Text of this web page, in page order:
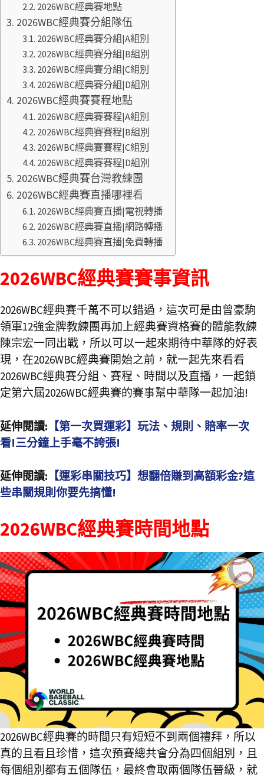
2026WBC經典賽地點
2026WBC經典賽分組隊伍
2026WBC經典賽分組|A組別
2026WBC經典賽分組|B組別
2026WBC經典賽分組|C組別
2026WBC經典賽分組|D組別
2026WBC經典賽賽程地點
2026WBC經典賽賽程|A組別
2026WBC經典賽賽程|B組別
2026WBC經典賽賽程|C組別
2026WBC經典賽賽程|D組別
2026WBC經典賽台灣教練團
2026WBC經典賽直播哪裡看
2026WBC經典賽直播|電視轉播
2026WBC經典賽直播|網路轉播
2026WBC經典賽直播|免費轉播
2026WBC經典賽賽事資訊
2026WBC經典賽千萬不可以錯過，這次可是由曾豪駒
領軍12強金牌教練團再加上經典賽資格賽的體能教練
陳宗宏一同出戰，所以可以一起來期待中華隊的好表
現，在2026WBC經典賽開始之前，就一起先來看看
2026WBC經典賽分組、賽程、時間以及直播，一起鎖
定第六屆2026WBC經典賽的賽事幫中華隊一起加油!
延伸閱讀: 【第一次買運彩】玩法、規則、賠率一次
看!三分鐘上手毫不誇張!
延伸閱讀: 【運彩串關技巧】想翻倍賺到高額彩金?這
些串關規則你要先搞懂!
2026WBC經典賽時間地點
2026WBC經典賽的時間只有短短不到兩個禮拜，所以
真的且看且珍惜，這次預賽總共會分為四個組別，且
每個組別都有五個隊伍，最終會取兩個隊伍晉級，就